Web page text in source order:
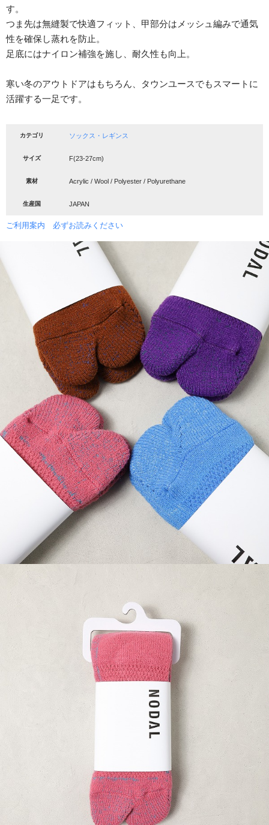
す。
つま先は無縫製で快適フィット、甲部分はメッシュ編みで通気
性を確保し蒸れを防止。
足底にはナイロン補強を施し、耐久性も向上。
寒い冬のアウトドアはもちろん、タウンユースでもスマートに
活躍する一足です。
カテゴリ ソックス・レギンス
サイズ F(23-27cm)
素材 Acrylic / Wool / Polyester / Polyurethane
生産国 JAPAN
ご利用案内 必ずお読みください